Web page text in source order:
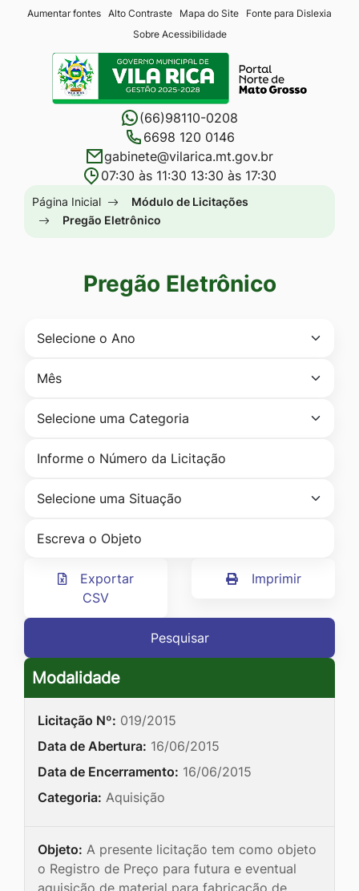
Seção
atalhos
links
acessibilidade
Ir
conteúdo
[alt+1]
menu
[alt+2]
Aumentar fontes Alto Contraste Mapa do Site
Fonte para Dislexia
Sobre Acessibilidade
Seção
menu
(66)98110-0208
6698 120 0146
gabinete@vilarica.mt.gov.br
07:30 às 11:30 13:30 às 17:30
Seção
do
Página Inicial
Módulo de Licitações
Pregão Eletrônico
Pregão Eletrônico
Exportar
CSV
Imprimir
Pesquisar
Modalidade
Licitação Nº: 019/2015
Data de Abertura: 16/06/2015
Data de Encerramento: 16/06/2015
Categoria: Aquisição
Objeto: A presente licitação tem como objeto
o Registro de Preço para futura e eventual